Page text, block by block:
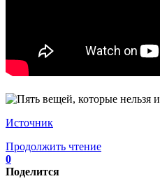
Источник
Продолжить чтение
0
Поделится